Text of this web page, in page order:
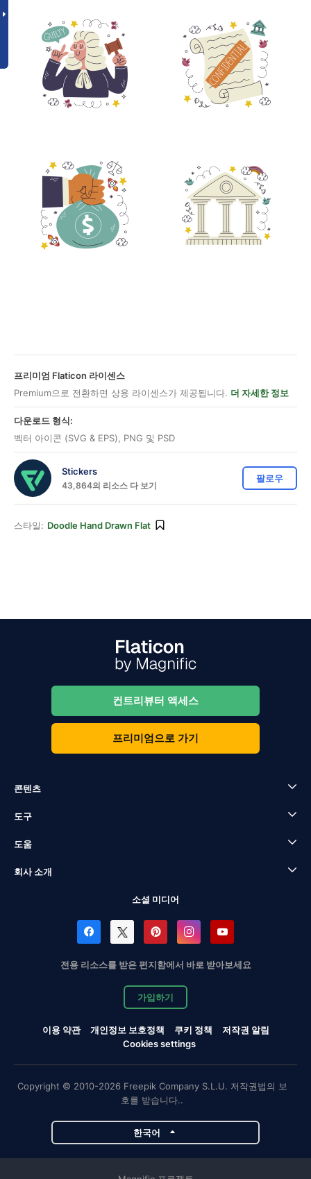
프리미엄 Flaticon 라이센스
Premium으로 전환하면 상용 라이센스가 제공됩니다. 더 자세한 정보
다운로드 형식:
벡터 아이콘 (SVG & EPS), PNG 및 PSD
Stickers
43,864의 리소스 다 보기
팔로우
스타일: Doodle Hand Drawn Flat
컨트리뷰터 액세스
프리미엄으로 가기
콘텐츠
도구
도움
회사 소개
소셜 미디어
전용 리소스를 받은 편지함에서 바로 받아보세요
가입하기
이용 약관 개인정보 보호정책 쿠키 정책
저작권 알림
Cookies settings
Copyright © 2010-2026 Freepik Company S.L.U. 저작권법의 보
호를 받습니다..
한국어